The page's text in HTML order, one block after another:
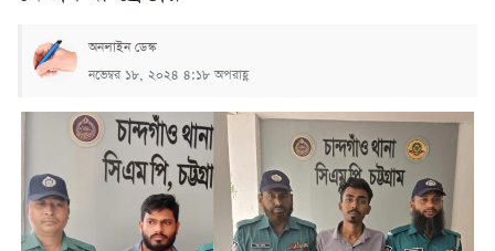
অনলাইন ডেস্ক
নভেম্বর ১৮, ২০২৪ ৪:১৮ অপরাহ্ণ